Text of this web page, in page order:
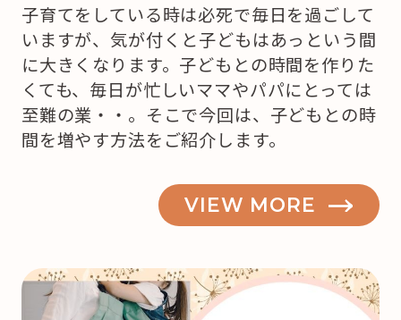
子育てをしている時は必死で毎日を過ごして
いますが、気が付くと子どもはあっという間
に大きくなります。子どもとの時間を作りた
くても、毎日が忙しいママやパパにとっては
至難の業・・。そこで今回は、子どもとの時
間を増やす方法をご紹介します。
VIEW MORE